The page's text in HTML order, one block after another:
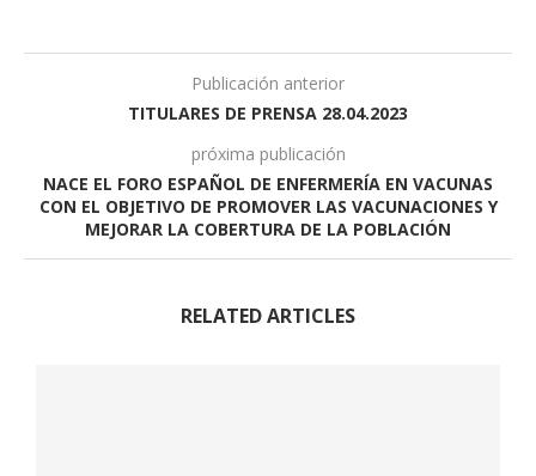
Publicación anterior
TITULARES DE PRENSA 28.04.2023
próxima publicación
NACE EL FORO ESPAÑOL DE ENFERMERÍA EN VACUNAS
CON EL OBJETIVO DE PROMOVER LAS VACUNACIONES Y
MEJORAR LA COBERTURA DE LA POBLACIÓN
RELATED ARTICLES